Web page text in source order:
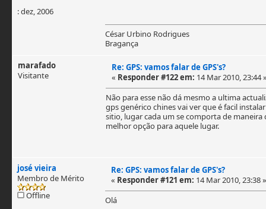
: dez, 2006
César Urbino Rodrigues
Bragança
marafado
Visitante
Re: GPS: vamos falar de GPS's?
« Responder #122 em: 14 Mar 2010, 23:44
Não para esse não dá mesmo a ultima
gps genérico chines vai ver que é facil
sitio, lugar cada um se comporta de
melhor opção para aquele lugar.
josé vieira
Membro de Mérito
Offline
Re: GPS: vamos falar de GPS's?
« Responder #121 em: 14 Mar 2010, 23:38 »
Olá